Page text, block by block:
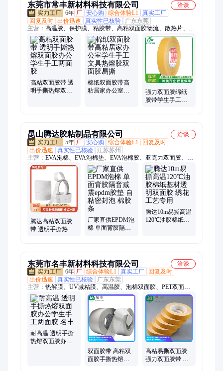
东莞市常丰新材料科技有限公司
洽谈
6年 厂 安心购 综合体验L1
真实工厂
回复及时 出价迅速 真实性已核验
广东东莞
主营： 高温胶、保护膜、粘胶带、高粘双面胶物流、散热片、锂
电池、面胶带、电池膜、失粘膜、高温膜、硅胶带、切割膜、解
粘胶、解粘膜、黑白膜、固化膜、连接器、挂钩胶、冲压板、单
双灯、石墨片、泡棉胶、石墨粉、抗酸膜、铝塑膜、定位膜
高粘双面胶带 透
明手撕热熔双面
棉纸双面胶带高
粘居家办公室学
强力双面胶绵纸
胶带学生手工办
昆山腾达胶粘制品有限公司
洽谈
5年 厂 安心购 综合体验L1
回复及时
出价迅速
真实性已核验 江苏苏州
主营： EVA泡棉、EVA泡棉垫、EVA泡棉胶、亚克力双面胶、纳
米双面胶、耐高温双面胶、泡棉双面胶、棉纸双面胶、PET双面
胶、3M双面胶、汽车双面胶、PE泡棉双面胶、纳米胶带、泡棉
垫、泡棉胶、EVA密封垫、EVA密封圈、EVA缓冲垫、EVA脚
垫、PE泡棉胶、纤维胶带、青稞纸
腾达高粘双面胶
带 透明手撕热熔
厂家直供EPDM泡
棉 单面背胶隔音
腾达10m易撕高温
120℃油胶棉纸基
东莞市名丰新材料科技有限公司
洽谈
6年 厂 综合体验L1 真实工厂
回复及时
出价迅速
真实性已核验
广东东莞
主营： 热解膜、UV减粘膜、高温胶、泡棉双面胶、PET双面
胶、导热双面胶、高粘双面胶模切、双面胶模切、绿色高温胶、
保护膜、模切、超薄蓝色热解粘膜、高温发泡热解保护膜、双面
热失粘热解膜、紫外失粘热解粘膜、加热失粘热减粘膜、高温热
解发泡减粘膜、感温胶膜、灵敏变色感温膜、高灵敏度感温膜、
防火陶瓷化硅胶带、陶瓷化耐火硅橡胶带、专业胶带模切加工、
强力泡棉胶模切、海绵胶带模切定制
耐高温 透明手撕
热熔双面胶办公
双面胶带 高粘双
面胶手撕热熔双
高粘易撕双面胶
强力双面胶带 学